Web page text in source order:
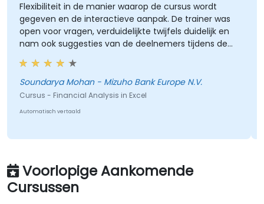
Flexibiliteit in de manier waarop de cursus wordt
gegeven en de interactieve aanpak. De trainer was
open voor vragen, verduidelijkte twijfels duidelijk en
nam ook suggesties van de deelnemers tijdens de
sessies in overweging. De training was goed
gestructureerd en informatief.
Soundarya Mohan - Mizuho Bank Europe N.V.
Cursus - Financial Analysis in Excel
Automatisch vertaald
Voorlopige Aankomende
Cursussen